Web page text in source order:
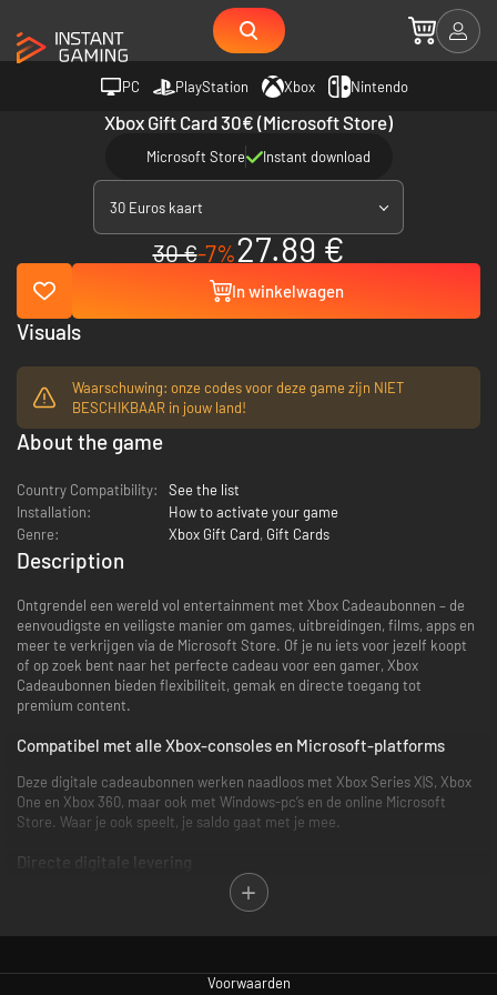
PC PlayStation Xbox Nintendo
Xbox Gift Card 30€ (Microsoft Store)
Microsoft Store Instant download
30 Euros kaart
30 €-7%27.89 €
In winkelwagen
Waarschuwing: onze codes voor deze game zijn NIET
BESCHIKBAAR in jouw land!
About the game
Country Compatibility:
See the list
Installation:
How to activate your game
Genre:
Xbox Gift Card, Gift Cards
Visuals
Description
Ontgrendel een wereld vol entertainment met Xbox Cadeaubonnen – de
eenvoudigste en veiligste manier om games, uitbreidingen, films, apps en
meer te verkrijgen via de Microsoft Store. Of je nu iets voor jezelf koopt
of op zoek bent naar het perfecte cadeau voor een gamer, Xbox
Cadeaubonnen bieden flexibiliteit, gemak en directe toegang tot
premium content.
Compatibel met alle Xbox-consoles en Microsoft-platforms
Deze digitale cadeaubonnen werken naadloos met Xbox Series X|S, Xbox
One en Xbox 360, maar ook met Windows-pc’s en de online Microsoft
Store. Waar je ook speelt, je saldo gaat met je mee.
Directe digitale levering
Geen wachttijd of verzending nodig! De activatiecode wordt binnen één
Veilig betalen zonder creditcardVoorwaarden